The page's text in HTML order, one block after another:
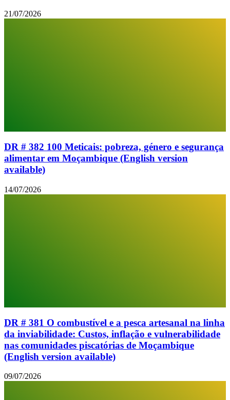
21/07/2026
DR # 382 100 Meticais: pobreza, género e segurança
alimentar em Moçambique (English version
available)
14/07/2026
DR # 381 O combustível e a pesca artesanal na linha
da inviabilidade: Custos, inflação e vulnerabilidade
nas comunidades piscatórias de Moçambique
(English version available)
09/07/2026